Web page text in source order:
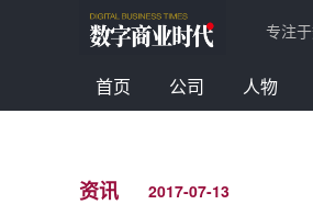
专注
首页 公司 人物
资讯 2017-07-13